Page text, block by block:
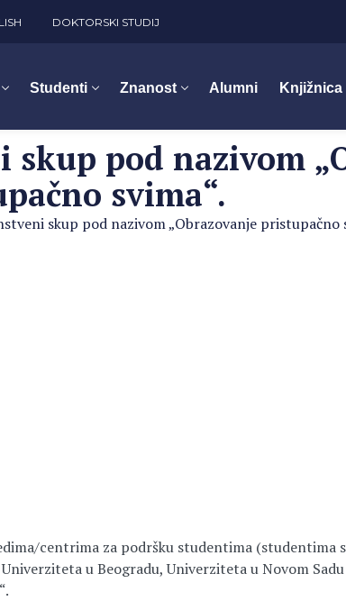
DOKTORSKI STUDIJ
Studenti Znanost Alumni Knjižnica
pod nazivom
svima“.
skup pod nazivom „Obrazovanje pristupačno
centrima za podršku studentima
u Beogradu, Univerziteta u Novom